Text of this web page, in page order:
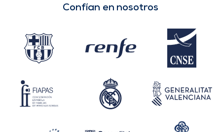
Confían en nosotros